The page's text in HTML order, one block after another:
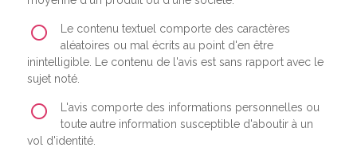
Le contenu textuel comporte des caractères
aléatoires ou mal écrits au point d'en être
inintelligible. Le contenu de l'avis est sans rapport avec le
sujet noté.
L'avis comporte des informations personnelles ou
toute autre information susceptible d'aboutir à un
vol d'identité.